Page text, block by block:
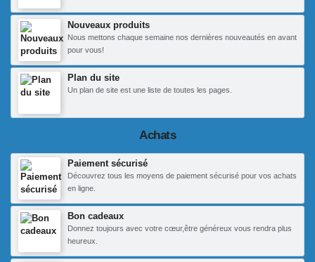
Nouveaux produits
Nous mettons chaque semaine nos dernières nouveautés en avant
pour vous!
Plan du site
Un plan de site est une liste de toutes les pages.
Achats
Paiement sécurisé
Découvrez tous les moyens de paiement sécurisé pour vos achats
en ligne.
Bon cadeaux
Donnez toujours avec votre cœur,être généreux vous rendra plus
heureux.